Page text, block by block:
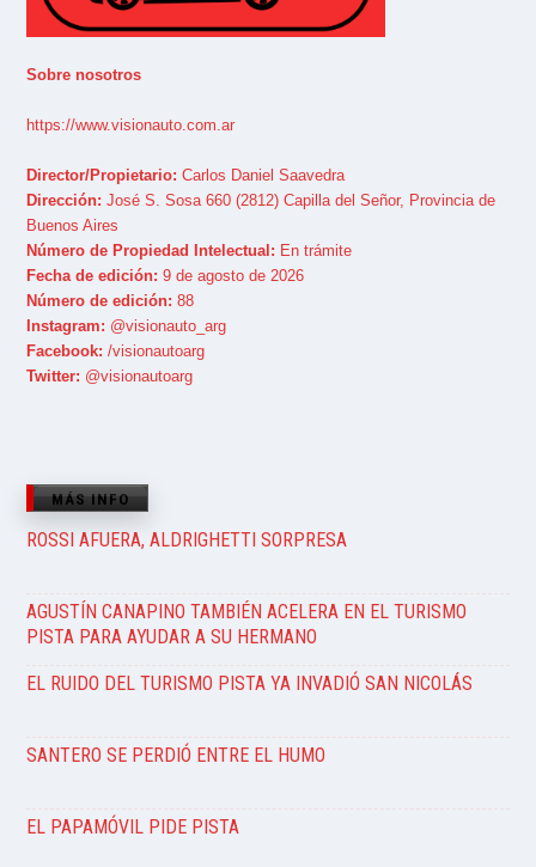
Sobre nosotros
https://www.visionauto.com.ar
Director/Propietario: Carlos Daniel Saavedra
Dirección: José S. Sosa 660 (2812) Capilla del Señor, Provincia de
Buenos Aires
Número de Propiedad Intelectual: En trámite
Fecha de edición: 9 de agosto de 2026
Número de edición: 88
Instagram: @visionauto_arg
Facebook: /visionautoarg
Twitter: @visionautoarg
MÁS INFO
ROSSI AFUERA, ALDRIGHETTI SORPRESA
AGUSTÍN CANAPINO TAMBIÉN ACELERA EN EL TURISMO
PISTA PARA AYUDAR A SU HERMANO
EL RUIDO DEL TURISMO PISTA YA INVADIÓ SAN NICOLÁS
SANTERO SE PERDIÓ ENTRE EL HUMO
EL PAPAMÓVIL PIDE PISTA